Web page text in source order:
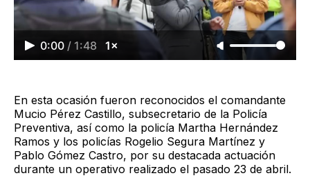
0:00 / 1:48 1×
En esta ocasión fueron reconocidos el comandante
Mucio Pérez Castillo, subsecretario de la Policía
Preventiva, así como la policía Martha Hernández
Ramos y los policías Rogelio Segura Martínez y
Pablo Gómez Castro, por su destacada actuación
durante un operativo realizado el pasado 23 de abril.